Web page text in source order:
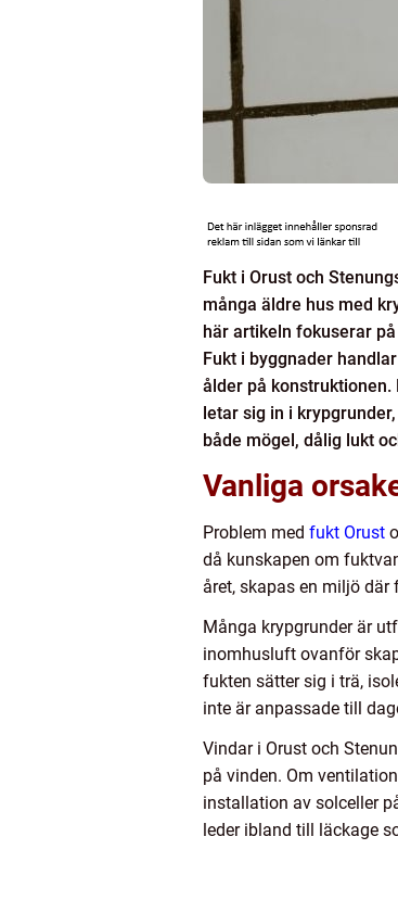
Fukt i Orust och
många äldre hus med
här artikeln fokuserar
Fukt i byggnader
ålder på
letar sig in i
både mögel, dålig lukt
Vanliga
Problem med fukt Orust
då kunskapen om
året, skapas en miljö
Många krypgrunder är
inomhusluft ovanför
fukten sätter sig i trä,
inte är anpassade till
Vindar i Orust och
på vinden. Om
installation av solceller
leder ibland till läckage